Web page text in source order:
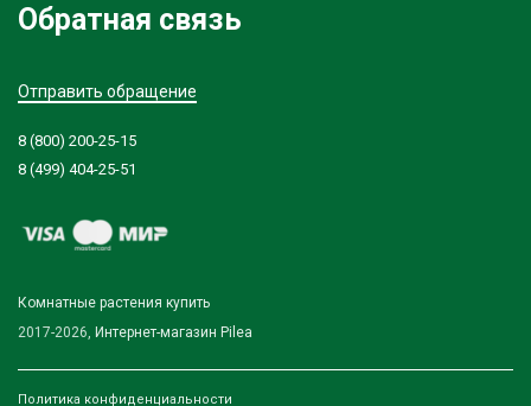
Обратная связь
Отправить обращение
8 (800) 200-25-15
8 (499) 404-25-51
Комнатные растения купить
2017-2026, Интернет-магазин Pilea
Политика конфиденциальности